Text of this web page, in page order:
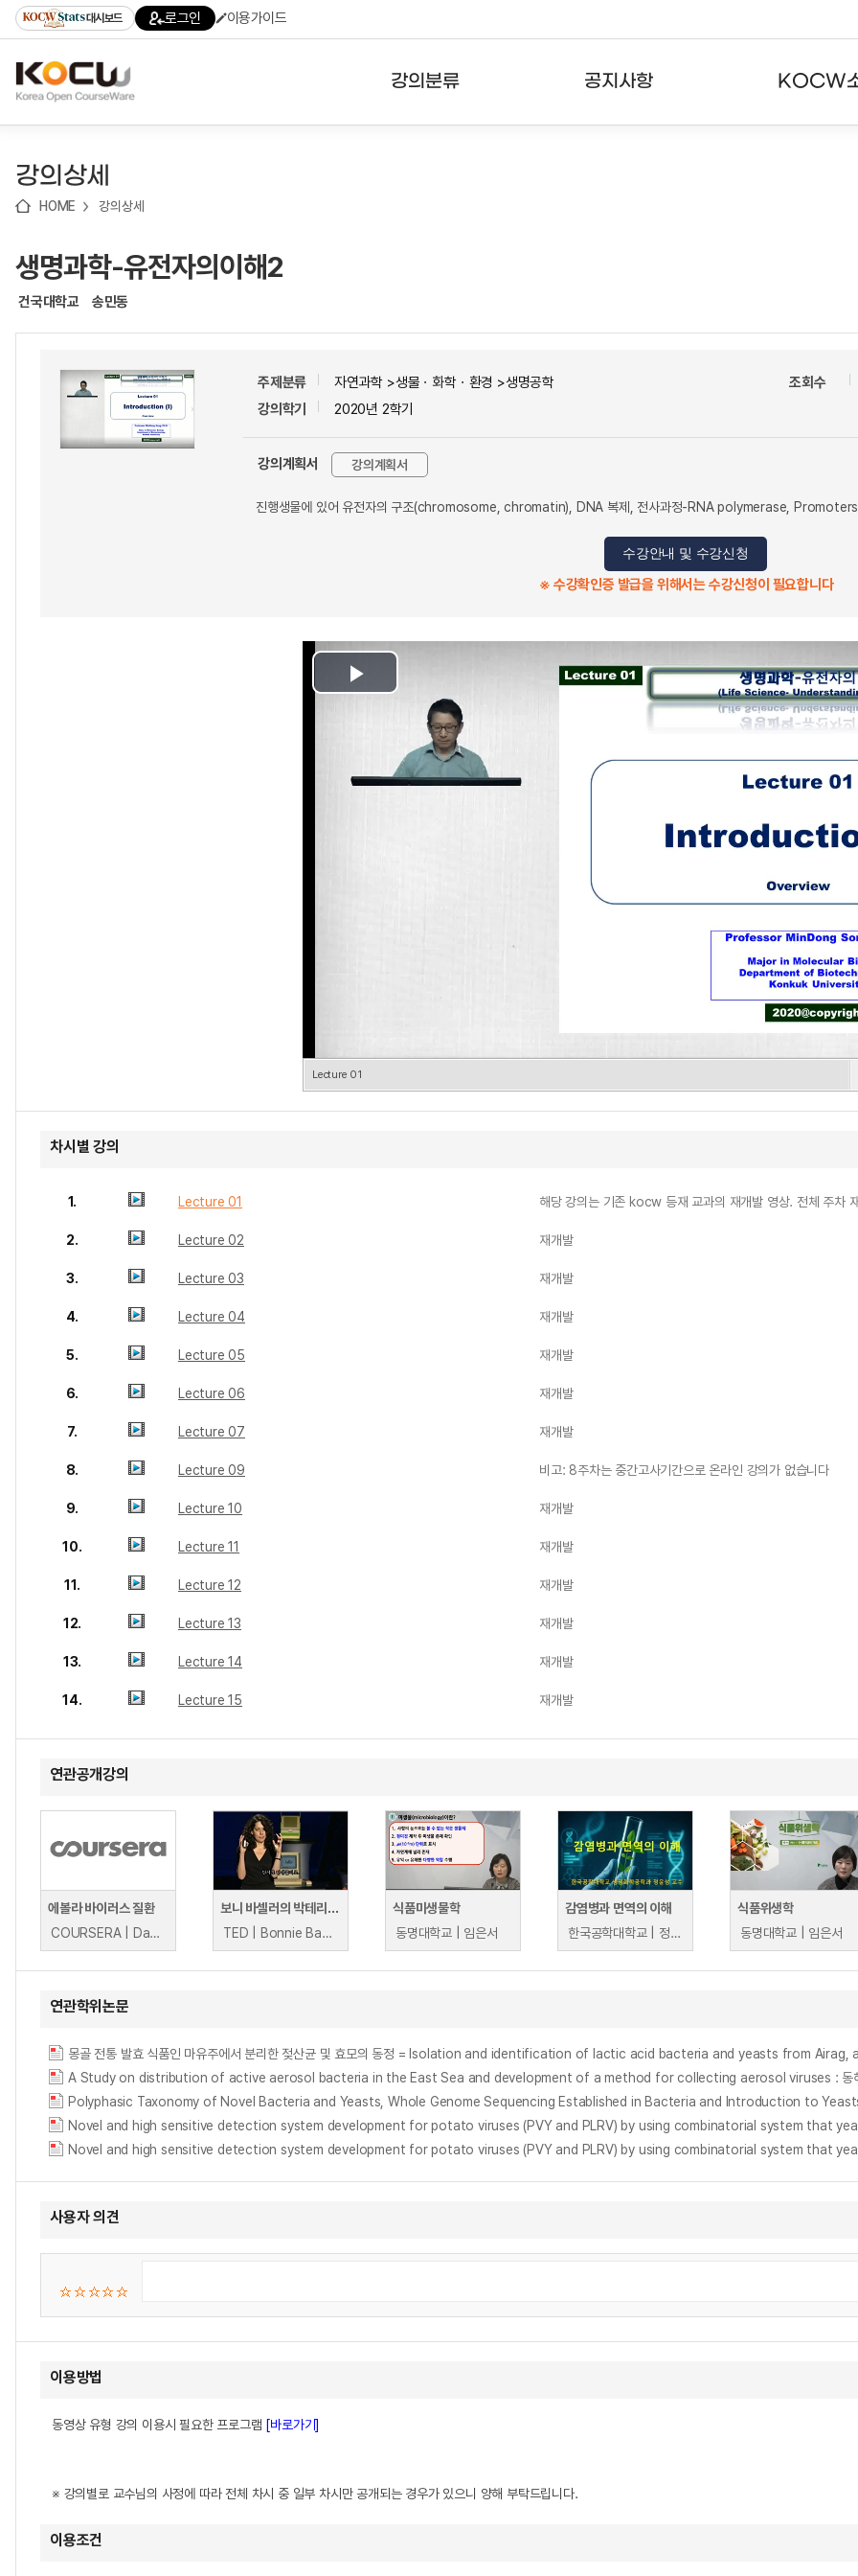
기
기
기
content)
가
대시보드 로그인 이용가이드
강의분류 공지사항 KOCW
강의상세
HOME 강의상세
생명과학-유전자의이해2
건국대학교 송민동
주제분류
자연과학 >생물ㆍ화학ㆍ환경 >생명공학
강의학기
2020년 2학기
조회수
강의계획서 강의계획서
진행생물에 있어 유전자의 구조(chromosome, chromatin), DNA 복제, 전사과정-RNA polymerase, Promoters,
수강안내 및 수강신청
※ 수강확인증 발급을 위해서는 수강신청이 필요합니다
Play
Video
Lecture 01
차시별 강의
1. Lecture 01 해당 강의는 기존 kocw 등재 교과의 재개발 영상. 전체 주차
2. Lecture 02 재개발
3. Lecture 03 재개발
4. Lecture 04 재개발
5. Lecture 05 재개발
6. Lecture 06 재개발
7. Lecture 07 재개발
8. Lecture 09 비고: 8주차는 중간고사기간으로 온라인 강의가 없습니다
9. Lecture 10 재개발
10. Lecture 11 재개발
11. Lecture 12 재개발
12. Lecture 13 재개발
13. Lecture 14 재개발
14. Lecture 15 재개발
연관공개강의
에볼라 바이러스 질환
COURSERA | Dabney Evans 외 1인
보니 바셀러의 박테리아가 말하는 방법
TED | Bonnie Bassler
식품미생물학
동명대학교 | 임은서
감염병과 면역의 이해
한국공학대학교 | 정윤성
식품위생학
동명대학교 | 임은서
연관학위논문
몽골 전통 발효 식품인 마유주에서 분리한 젖산균 및 효모의 동정 = Isolation and identification of lactic acid bacteria and yeasts from
Novel and high sensitive detection system development for potato viruses (PVY and PLRV) by using combinatorial system that
Novel and high sensitive detection system development for potato viruses (PVY and PLRV) by using combinatorial system that
사용자 의견
이용방법
동영상 유형 강의 이용시 필요한 프로그램 [바로가기]
※ 강의별로 교수님의 사정에 따라 전체 차시 중 일부 차시만 공개되는 경우가 있으니 양해 부탁드립니다.
이용조건